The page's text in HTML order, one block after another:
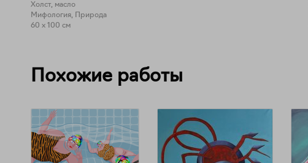
Холст, масло
Мифология, Природа
60 x 100 см
Похожие работы